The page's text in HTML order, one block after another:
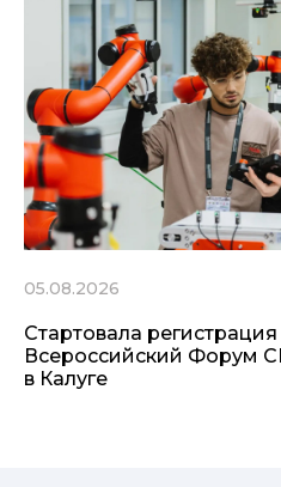
05.08.2026
Стартовала
Всероссийский Форум
в Калуге